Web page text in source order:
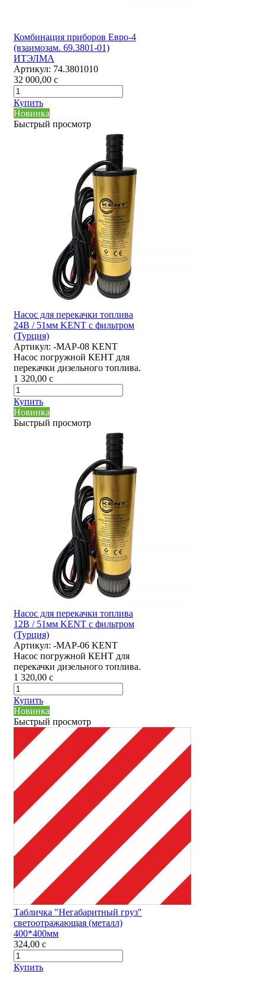
Комбинация приборов Евро-4
(взаимозам. 69.3801-01)
ИТЭЛМА
Артикул: 74.3801010
32 000,00 c
Купить
Новинка
Быстрый просмотр
Насос для перекачки топлива
24В / 51мм KENT с фильтром
(Турция)
Артикул: -MAP-08 KENT
Насос погружной КЕНТ для
перекачки дизельного топлива.
1 320,00 c
Купить
Новинка
Быстрый просмотр
Насос для перекачки топлива
12В / 51мм KENT с фильтром
(Турция)
Артикул: -MAP-06 KENT
Насос погружной КЕНТ для
перекачки дизельного топлива.
1 320,00 c
Купить
Новинка
Быстрый просмотр
Табличка "Негабаритный груз"
светоотражающая (металл)
400*400мм
324,00 c
Купить